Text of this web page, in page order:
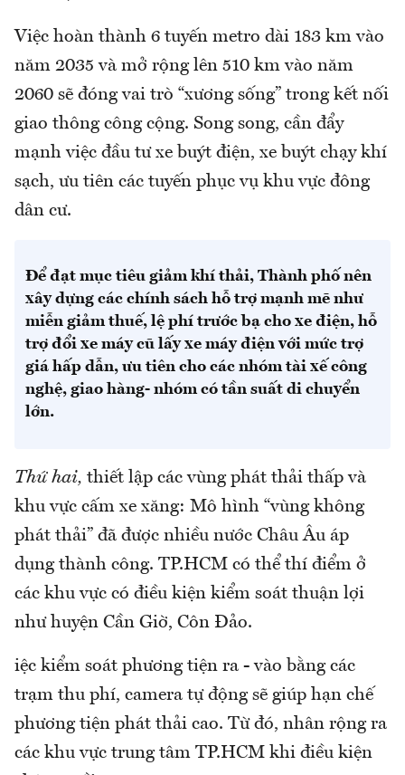
Việc hoàn thành 6 tuyến metro dài 183 km vào
năm 2035 và mở rộng lên 510 km vào năm
2060 sẽ đóng vai trò “xương sống” trong kết nối
giao thông công cộng. Song song, cần đẩy
mạnh việc đầu tư xe buýt điện, xe buýt chạy khí
sạch, ưu tiên các tuyến phục vụ khu vực đông
dân cư.
Để đạt mục tiêu giảm khí thải, Thành phố nên
xây dựng các chính sách hỗ trợ mạnh mẽ như
miễn giảm thuế, lệ phí trước bạ cho xe điện, hỗ
trợ đổi xe máy cũ lấy xe máy điện với mức trợ
giá hấp dẫn, ưu tiên cho các nhóm tài xế công
nghệ, giao hàng- nhóm có tần suất di chuyển
lớn.
Thứ hai, thiết lập các vùng phát thải thấp và
khu vực cấm xe xăng: Mô hình “vùng không
phát thải” đã được nhiều nước Châu Âu áp
dụng thành công. TP.HCM có thể thí điểm ở
các khu vực có điều kiện kiểm soát thuận lợi
như huyện Cần Giờ, Côn Đảo.
iệc kiểm soát phương tiện ra - vào bằng các
trạm thu phí, camera tự động sẽ giúp hạn chế
phương tiện phát thải cao. Từ đó, nhân rộng ra
các khu vực trung tâm TP.HCM khi điều kiện